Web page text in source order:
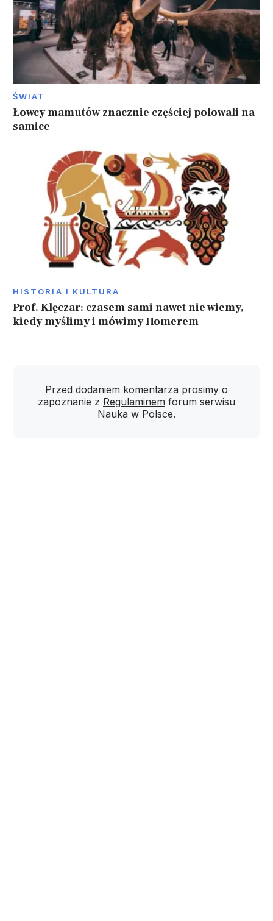
ŚWIAT
Łowcy mamutów znacznie częściej polowali na
samice
HISTORIA I KULTURA
Prof. Klęczar: czasem sami nawet nie wiemy,
kiedy myślimy i mówimy Homerem
Przed dodaniem komentarza prosimy o
zapoznanie z Regulaminem forum serwisu
Nauka w Polsce.